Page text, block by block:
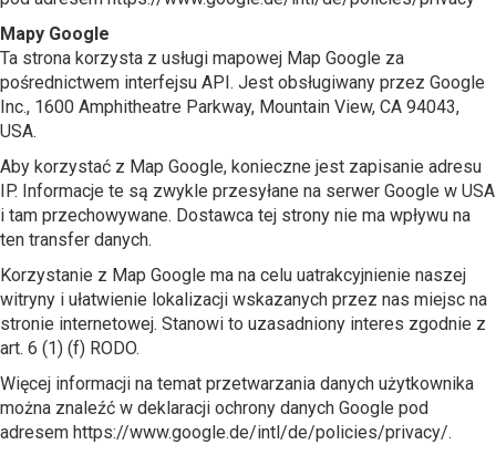
Mapy Google
Ta strona korzysta z usługi mapowej Map Google za
pośrednictwem interfejsu API. Jest obsługiwany przez Google
Inc., 1600 Amphitheatre Parkway, Mountain View, CA 94043,
USA.
Aby korzystać z Map Google, konieczne jest zapisanie adresu
IP. Informacje te są zwykle przesyłane na serwer Google w USA
i tam przechowywane. Dostawca tej strony nie ma wpływu na
ten transfer danych.
Korzystanie z Map Google ma na celu uatrakcyjnienie naszej
witryny i ułatwienie lokalizacji wskazanych przez nas miejsc na
stronie internetowej. Stanowi to uzasadniony interes zgodnie z
art. 6 (1) (f) RODO.
Więcej informacji na temat przetwarzania danych użytkownika
można znaleźć w deklaracji ochrony danych Google pod
adresem https://www.google.de/intl/de/policies/privacy/.